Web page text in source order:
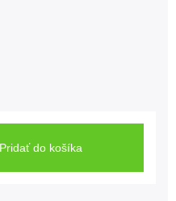
Pridať do košíka